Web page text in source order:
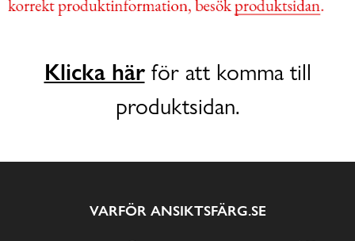
Klicka härför att komma till
produktsidan.
VARFÖR ANSIKTSFÄRG.SE